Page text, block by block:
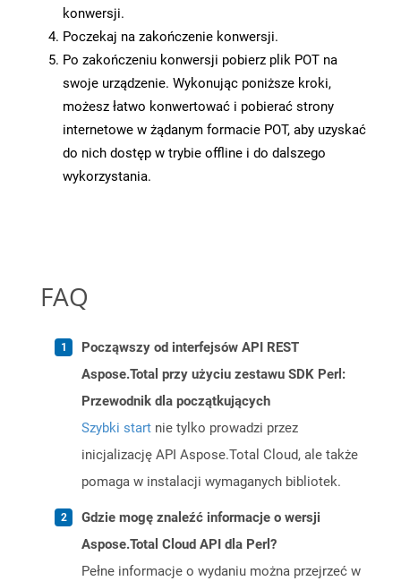
konwersji.
Poczekaj na zakończenie konwersji.
Po zakończeniu konwersji pobierz plik POT na
swoje urządzenie. Wykonując poniższe kroki,
możesz łatwo konwertować i pobierać strony
internetowe w żądanym formacie POT, aby uzyskać
do nich dostęp w trybie offline i do dalszego
wykorzystania.
FAQ
Począwszy od interfejsów API REST
Aspose.Total przy użyciu zestawu SDK Perl:
Przewodnik dla początkujących
Szybki start nie tylko prowadzi przez
inicjalizację API Aspose.Total Cloud, ale także
pomaga w instalacji wymaganych bibliotek.
Gdzie mogę znaleźć informacje o wersji
Aspose.Total Cloud API dla Perl?
Pełne informacje o wydaniu można przejrzeć w